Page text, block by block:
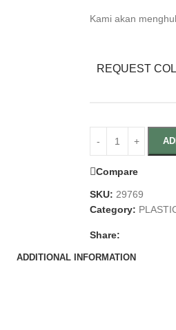
Kami akan
REQUEST
Compare
SKU: 29769
Category:
Share:
ADDITIONAL INFORMATION